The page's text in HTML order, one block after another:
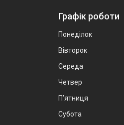
Графік роботи
Понеділок
Вівторок
Середа
Четвер
Пʼятниця
Субота